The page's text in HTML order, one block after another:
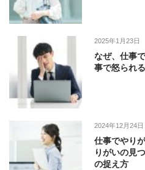
2025年1月23日
なぜ、仕事
事で怒られ
2024年12月24日
仕事でやり
りがいの見
の捉え方